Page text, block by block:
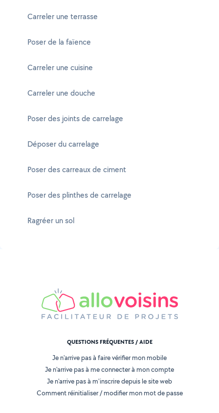
Carreler une terrasse
Poser de la faïence
Carreler une cuisine
Carreler une douche
Poser des joints de carrelage
Déposer du carrelage
Poser des carreaux de ciment
Poser des plinthes de carrelage
Ragréer un sol
QUESTIONS FRÉQUENTES / AIDE
Je n'arrive pas à faire vérifier mon mobile
Je n'arrive pas à me connecter à mon compte
Je n'arrive pas à m'inscrire depuis le site web
Comment réinitialiser / modifier mon mot de passe